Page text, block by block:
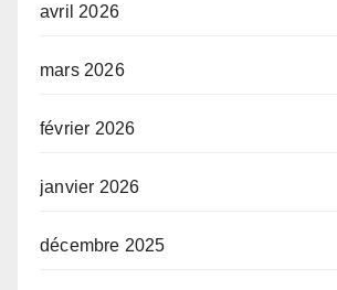
avril 2026
mars 2026
février 2026
janvier 2026
décembre 2025